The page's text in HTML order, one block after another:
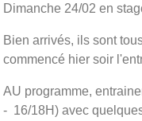
Dimanche 24/02 en
Bien arrivés, ils sont
commencé hier soir
AU programme,
- 16/18H) avec